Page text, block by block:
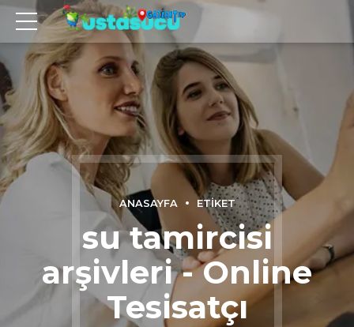
ANASAYFA ETIKET
su tamircisi
arşivleri - Online
Tesisatçı